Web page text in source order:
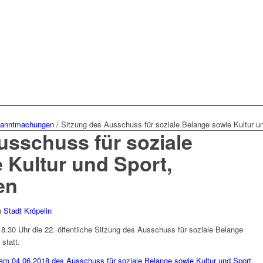
/ Sitzung des Ausschuss für soziale Belange sowie Kultur
für soziale
Kultur und Sport,
Stadt Kröpelin
Uhr die 22. öffentliche Sitzung des Ausschuss für soziale Belange
statt.
04.06.2018 des Ausschuss für soziale Belange sowie Kultur und Sport,